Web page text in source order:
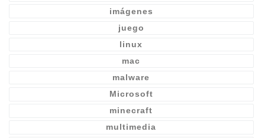
imágenes
juego
linux
mac
malware
Microsoft
minecraft
multimedia